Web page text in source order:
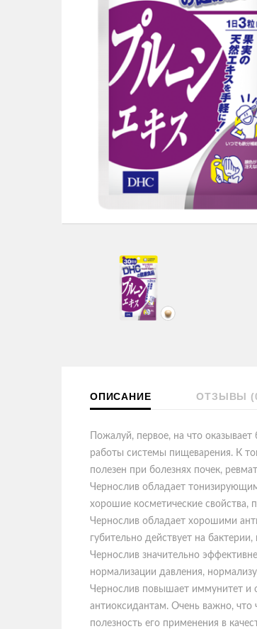
ОПИСАНИЕ ОТЗЫВЫ
Пожалуй, первое, на что
работы системы пищеварения. К
полезен при болезнях почек,
Чернослив обладает
хорошие косметические свойства,
Чернослив обладает хорошими
губительно действует на
Чернослив значительно
нормализации давления,
Чернослив повышает иммунитет и
антиоксидантам. Очень важно,
полезность его применения в